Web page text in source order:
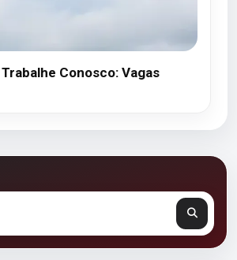
Conosco: Vagas